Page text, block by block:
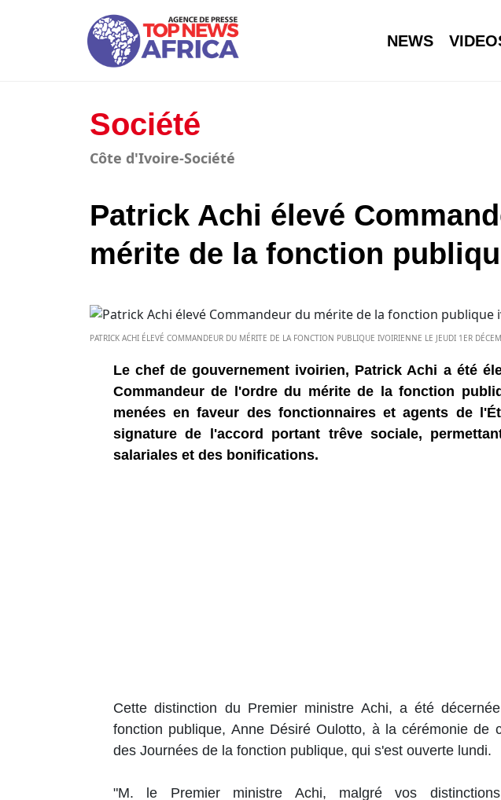
NEWS
Société
Côte d'Ivoire-Société
Patrick Achi élevé
mérite de la fonction
PATRICK ACHI ÉLEVÉ COMMANDEUR DU MÉRITE DE LA FONCTION PUBLIQUE IVOIRIENNE LE JEUDI 1ER
Le chef de gouvernement ivoirien, Patrick Achi a été
Commandeur de l'ordre du mérite de la fonction
menées en faveur des fonctionnaires et agents de
signature de l'accord portant trêve sociale,
salariales et des bonifications.
Cette distinction du Premier ministre Achi, a été
fonction publique, Anne Désiré Oulotto, à la cérémonie de
des Journées de la fonction publique, qui s'est ouverte lundi.
"M. le Premier ministre Achi, malgré vos